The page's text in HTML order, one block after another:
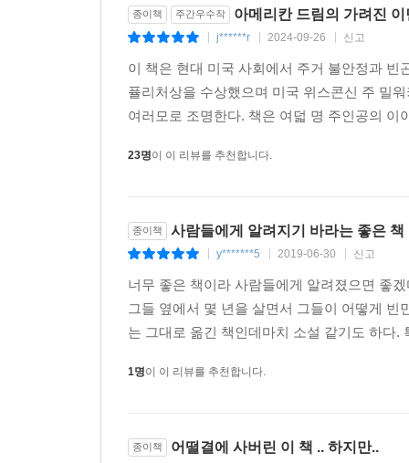
“물이 얼면서 주위 나뭇가지 끝에는 금방이라
크림색 리본이 달린 여섯 송이의 흰 백합을 바라
가난의 굴레를 세심하게 묘사한 ‘빈곤, 불평등 연구
보냈던 부모님 집을 은행에 빼앗기는 아픔을 겪
데 익숙하다. 그런 연구 방식은 객관성 담보 등
드러나지 않는다는 한계를 보인다. 저자는 그런
현장에서의 경험을 바탕으로 저자는 숫자로는
들여 자원봉사를 떠난 도린(이때 일을 계기로
범죄자로 전락한 친구들을 돕겠다는 패트리스,
써버려 주위로부터 비난받는 러레인의 경우, 그
자신과 함께 생활했던 빈민들이 시혜를 받는
종이책 주간우수작 아메리칸 드림의 가려진 이
j******r 2024-09-26 신고
이 책은 현대 미국 사회에서 주거 불안정과
퓰리처상을 수상했으며 미국 위스콘신 주 밀
여러모로 조명한다. 책은 여덟 명 주인공의
23명이 이 리뷰를 추천합니다.
종이책 사람들에게 알려지기 바라는 좋은 책
y*******5 2019-06-30 신고
너무 좋은 책이라 사람들에게 알려졌으면 좋
그들 옆에서 몇 년을 살면서 그들이 어떻게
는 그대로 옮긴 책인데마치 소설 같기도 하다
1명이 이 리뷰를 추천합니다.
종이책 어떨결에 사버린 이 책 .. 하지만..